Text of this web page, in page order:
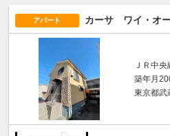
アパート カーサ ワイ・オ
ＪＲ中央
築年月
東京都武